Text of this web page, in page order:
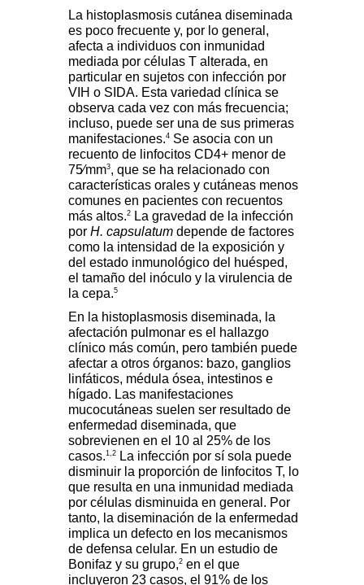
La histoplasmosis cutánea diseminada
es poco frecuente y, por lo general,
afecta a individuos con inmunidad
mediada por células T alterada, en
particular en sujetos con infección por
VIH o SIDA. Esta variedad clínica se
observa cada vez con más frecuencia;
incluso, puede ser una de sus primeras
manifestaciones.4 Se asocia con un
recuento de linfocitos CD4+ menor de
75⁄mm3, que se ha relacionado con
características orales y cutáneas menos
comunes en pacientes con recuentos
más altos.2
La gravedad de la infección
por H. capsulatum depende de factores
como la intensidad de la exposición y
del estado inmunológico del huésped,
el tamaño del inóculo y la virulencia de
la cepa.5
En la histoplasmosis diseminada, la
afectación pulmonar es el hallazgo
clínico más común, pero también puede
afectar a otros órganos: bazo, ganglios
linfáticos, médula ósea, intestinos e
hígado. Las manifestaciones
mucocutáneas suelen ser resultado de
enfermedad diseminada, que
sobrevienen en el 10 al 25% de los
casos.1,2
La infección por sí sola puede
disminuir la proporción de linfocitos T, lo
que resulta en una inmunidad mediada
por células disminuida en general. Por
tanto, la diseminación de la enfermedad
implica un defecto en los mecanismos
de defensa celular. En un estudio de
Bonifaz y su grupo,2 en el que
incluyeron 23 casos, el 91% de los